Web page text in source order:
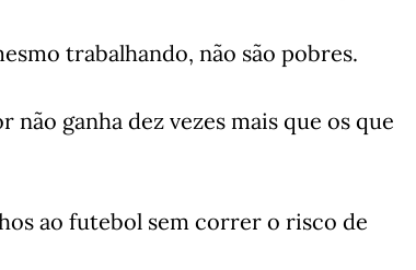
trabalhando, não são pobres.
ganha dez vezes mais que os que
ao futebol sem correr o risco de